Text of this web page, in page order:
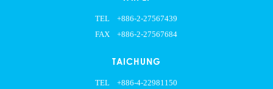
TEL
+886-2-27567439
FAX
+886-2-27567684
TAICHUNG
TEL +886-4-22981150